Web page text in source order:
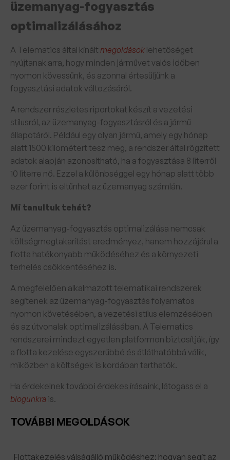
TOVÁBBI MEGOLDÁSOK
Flottakezelés válságálló működéshez: hogyan segít az
üzemanyag-fogyasztás
optimalizálásához
A Telematics által kínált megoldások lehetőséget
nyújtanak arra, hogy minden járművet valós időben
nyomon kövessünk, és azonnal értesüljünk a
fogyasztási adatok változásáról.
A rendszer részletes riportokat készít a vezetési
stílusról, az üzemanyag-fogyasztásról és a jármű
állapotáról. Például egy olyan jármű, amely egy hónap
alatt 1500 kilométert tesz meg, a rendszer által rögzített
adatok alapján azonosítható, ha a fogyasztása 8 literről
10 literre nő. Ezzel a különbséggel egy hónap alatt több
ezer forint is eltűnhet az üzemanyag számlán.
Mi tanultuk tehát?
Az üzemanyag-fogyasztás optimalizálása nemcsak
költségmegtakarítást eredményez, hanem hozzájárul a
flotta hatékonyabb működéséhez és a környezeti
terhelés csökkentéséhez is.
A megfelelően alkalmazott telematikai rendszerek
segítenek az üzemanyag-fogyasztás folyamatos
nyomon követésében, a vezetési stílus elemzésében
és az útvonalak optimalizálásában. A Telematics
rendszerei mindezt egyetlen platformon biztosítják, így
a flotta kezelése egyszerűbbé és átláthatóbbá válik,
miközben a költségek is kordában tarthatók.
Ha érdekelnek további érdekes írásaink, látogass el a
blogunkra is.